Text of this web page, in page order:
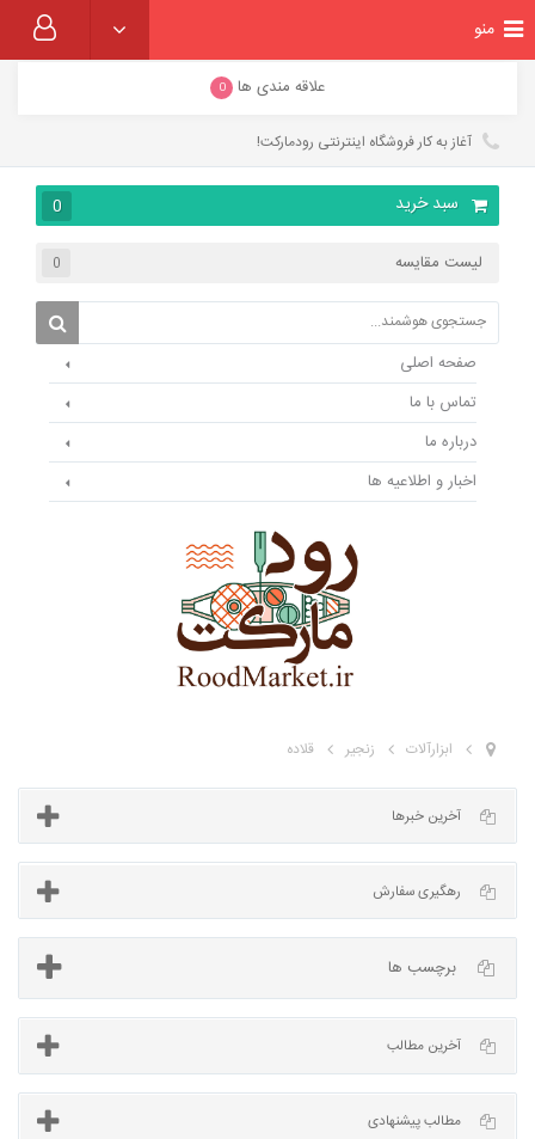
علاقه مندی ها 0
آغاز به کار فروشگاه اینترنتی رودمارکت!
سبد خرید 0
لیست مقایسه 0
صفحه اصلی
تماس با ما
درباره ما
اخبار و اطلاعیه ها
منو
ابزارآلات زنجیر قلاده
آخرین خبرها
برچسب ها